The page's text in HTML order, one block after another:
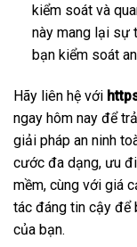
kiểm soát và
này mang lại sự
bạn kiểm soát
Hãy liên hệ với
ngay hôm nay để
giải pháp an ninh
cước đa dạng, ưu
mềm, cùng với giá
tác đáng tin cậy để
của bạn.